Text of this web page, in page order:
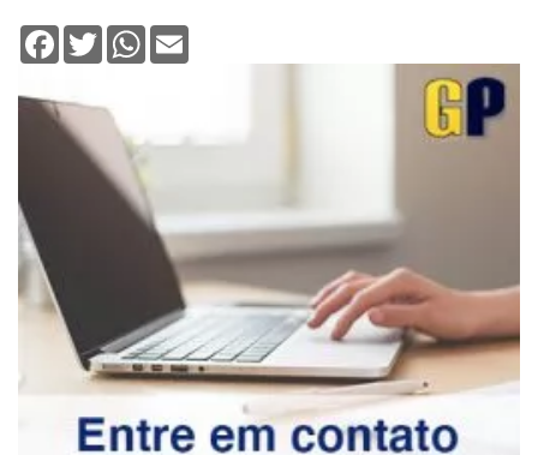
Facebook
TwitterWhatsApp